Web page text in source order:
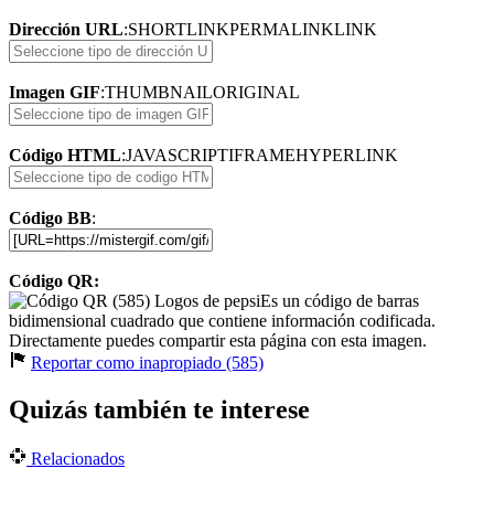
Dirección URL:SHORTLINKPERMALINKLINK
Imagen GIF:THUMBNAILORIGINAL
Código HTML:JAVASCRIPTIFRAMEHYPERLINK
Código BB:
Código QR:
Es un código de barras
bidimensional cuadrado que contiene información codificada.
Directamente puedes compartir esta página con esta imagen.
Reportar como inapropiado (585)
Quizás también te interese
Relacionados